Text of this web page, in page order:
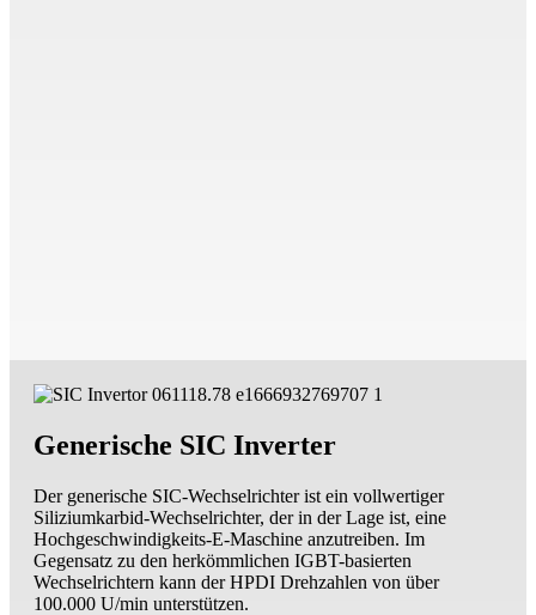
Generische SIC Inverter
Der generische SIC-Wechselrichter ist ein vollwertiger
Siliziumkarbid-Wechselrichter, der in der Lage ist, eine
Hochgeschwindigkeits-E-Maschine anzutreiben. Im
Gegensatz zu den herkömmlichen IGBT-basierten
Wechselrichtern kann der HPDI Drehzahlen von über
100.000 U/min unterstützen.